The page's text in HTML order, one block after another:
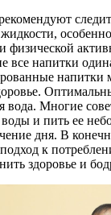
физической
все напитки
напитки
вода. Многие
воды и пить ее
дня. В
к
здоровье и